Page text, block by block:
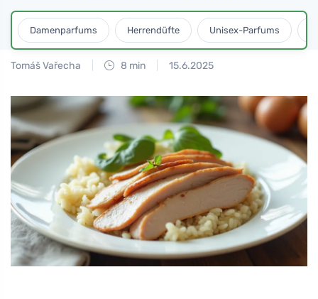
Damenparfums Herrendüfte Unisex-Parfums
Tomáš Vařecha 8 min 15.6.2025